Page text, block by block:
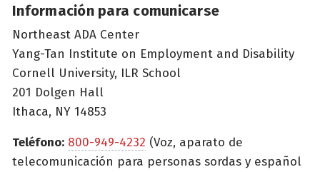
Información para comunicarse
Northeast ADA Center
Yang-Tan Institute on Employment and Disability
Cornell University, ILR School
201 Dolgen Hall
Ithaca, NY 14853
Teléfono: 800-949-4232 (Voz, aparato de
telecomunicación para personas sordas y español